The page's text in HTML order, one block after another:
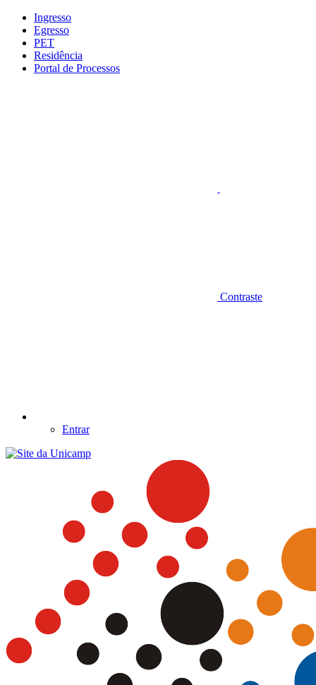
Conteúdo principal
Ingresso
Egresso
PET
Residência
Portal de Processos
Contraste
Entrar